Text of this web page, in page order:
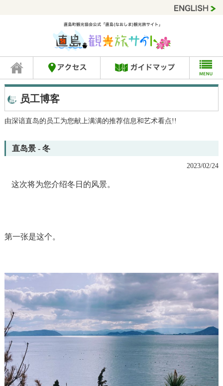
员工博客
由深谙直岛的员工为您献上满满的推荐信息和艺术看点!!
直岛景 - 冬
2023/02/24
这次将为您介绍冬日的风景。
第一张是这个。